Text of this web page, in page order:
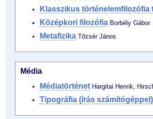
Klasszikus történelemfilozófia
Középkori filozófia Borbély Gábor
Metafizika Tőzsér János
Média
Médiatörténet Hargitai Henrik,
Tipográfia (írás számítógéppel)